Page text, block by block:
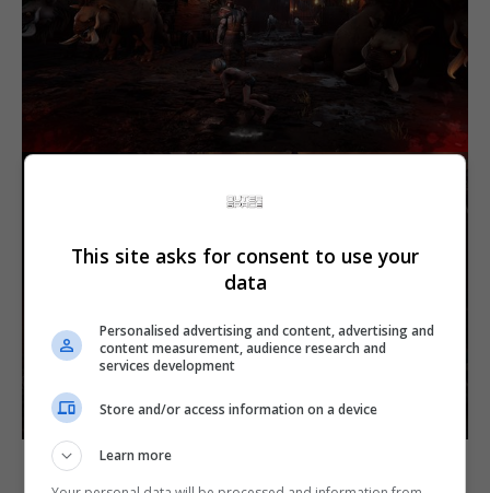
This site asks for consent to use your
data
Personalised advertising and content, advertising and
content measurement, audience research and
services development
Store and/or access information on a device
Learn more